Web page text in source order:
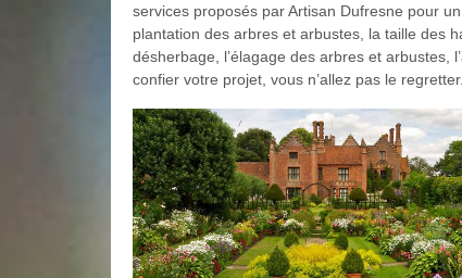
services proposés par Artisan Dufresne pour
plantation des arbres et arbustes, la taille des
désherbage, l’élagage des arbres et arbustes,
confier votre projet, vous n’allez pas le regretter.